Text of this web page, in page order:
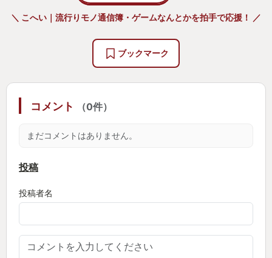
な！良いゲームだな！正直心配してたけどFF7のリメ
イク大成功しててうれしい！そんなことを思ってい
ましたが、心の片隅にちょっとした違和感がありま
ティファとエアリスとジェシー…女子３人の立ち振
る舞い、キョドるクラウドくん。もう見てられない
ケェけど凶斬り以外はまだすか。ローチェとかいう
ラー？…フィーラー…？？？？運命の…番人…？？？
FF7リメイク楽しかったなぁという気持ちの奥底に、
＼ こへい｜流行りモノ通信簿・ゲームなんとかを拍手で応援！ ／
ブックマーク
コメント （0件）
まだコメントはありません。
投稿
投稿者名